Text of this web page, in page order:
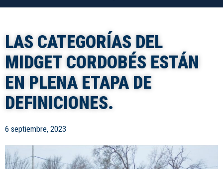
LAS CATEGORÍAS DEL
MIDGET CORDOBÉS ESTÁN
EN PLENA ETAPA DE
DEFINICIONES.
6 septiembre, 2023